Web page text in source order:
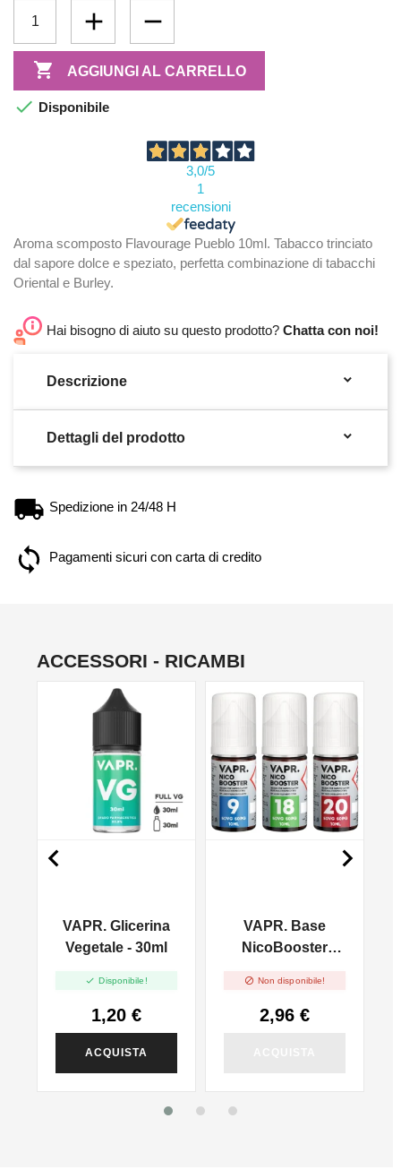
 AGGIUNGI AL CARRELLO
 Disponibile
3,0/5
1
recensioni
Aroma scomposto Flavourage Pueblo 10ml. Tabacco trinciato
dal sapore dolce e speziato, perfetta combinazione di tabacchi
Oriental e Burley.
Hai bisogno di aiuto su questo prodotto? Chatta con noi!
Descrizione 
Dettagli del prodotto 
Spedizione in 24/48 H
Pagamenti sicuri con carta di credito
ACCESSORI - RICAMBI
VAPR. Glicerina
Vegetale - 30ml
 Disponibile!
1,20 €
ACQUISTA
VAPR. Base
NicoBooster
 Non disponibile!
2,96 €
 